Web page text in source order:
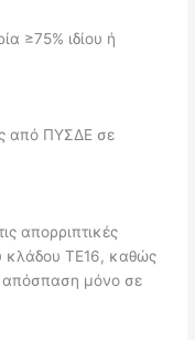
≥75% ιδίου ή
από ΠΥΣΔΕ σε
απορριπτικές
κλάδου ΤΕ16, καθώς
απόσπαση μόνο σε